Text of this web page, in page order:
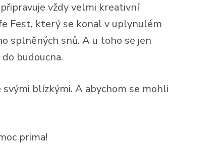
vždy velmi kreativní
Fest, který se konal v uplynulém
splněných snů. A u toho se jen
budoucna.
svými blízkými. A abychom se mohli
prima!